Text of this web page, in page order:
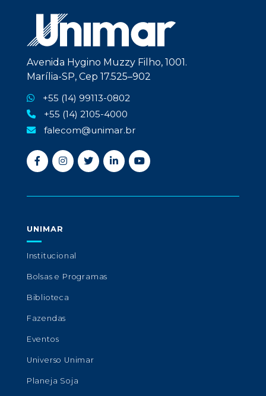
Avenida Hygino Muzzy Filho, 1001.
Marília-SP, Cep 17.525–902
+55 (14) 99113-0802
+55 (14) 2105-4000
falecom@unimar.br
UNIMAR
Institucional
Bolsas e Programas
Biblioteca
Fazendas
Eventos
Universo Unimar
Planeja Soja